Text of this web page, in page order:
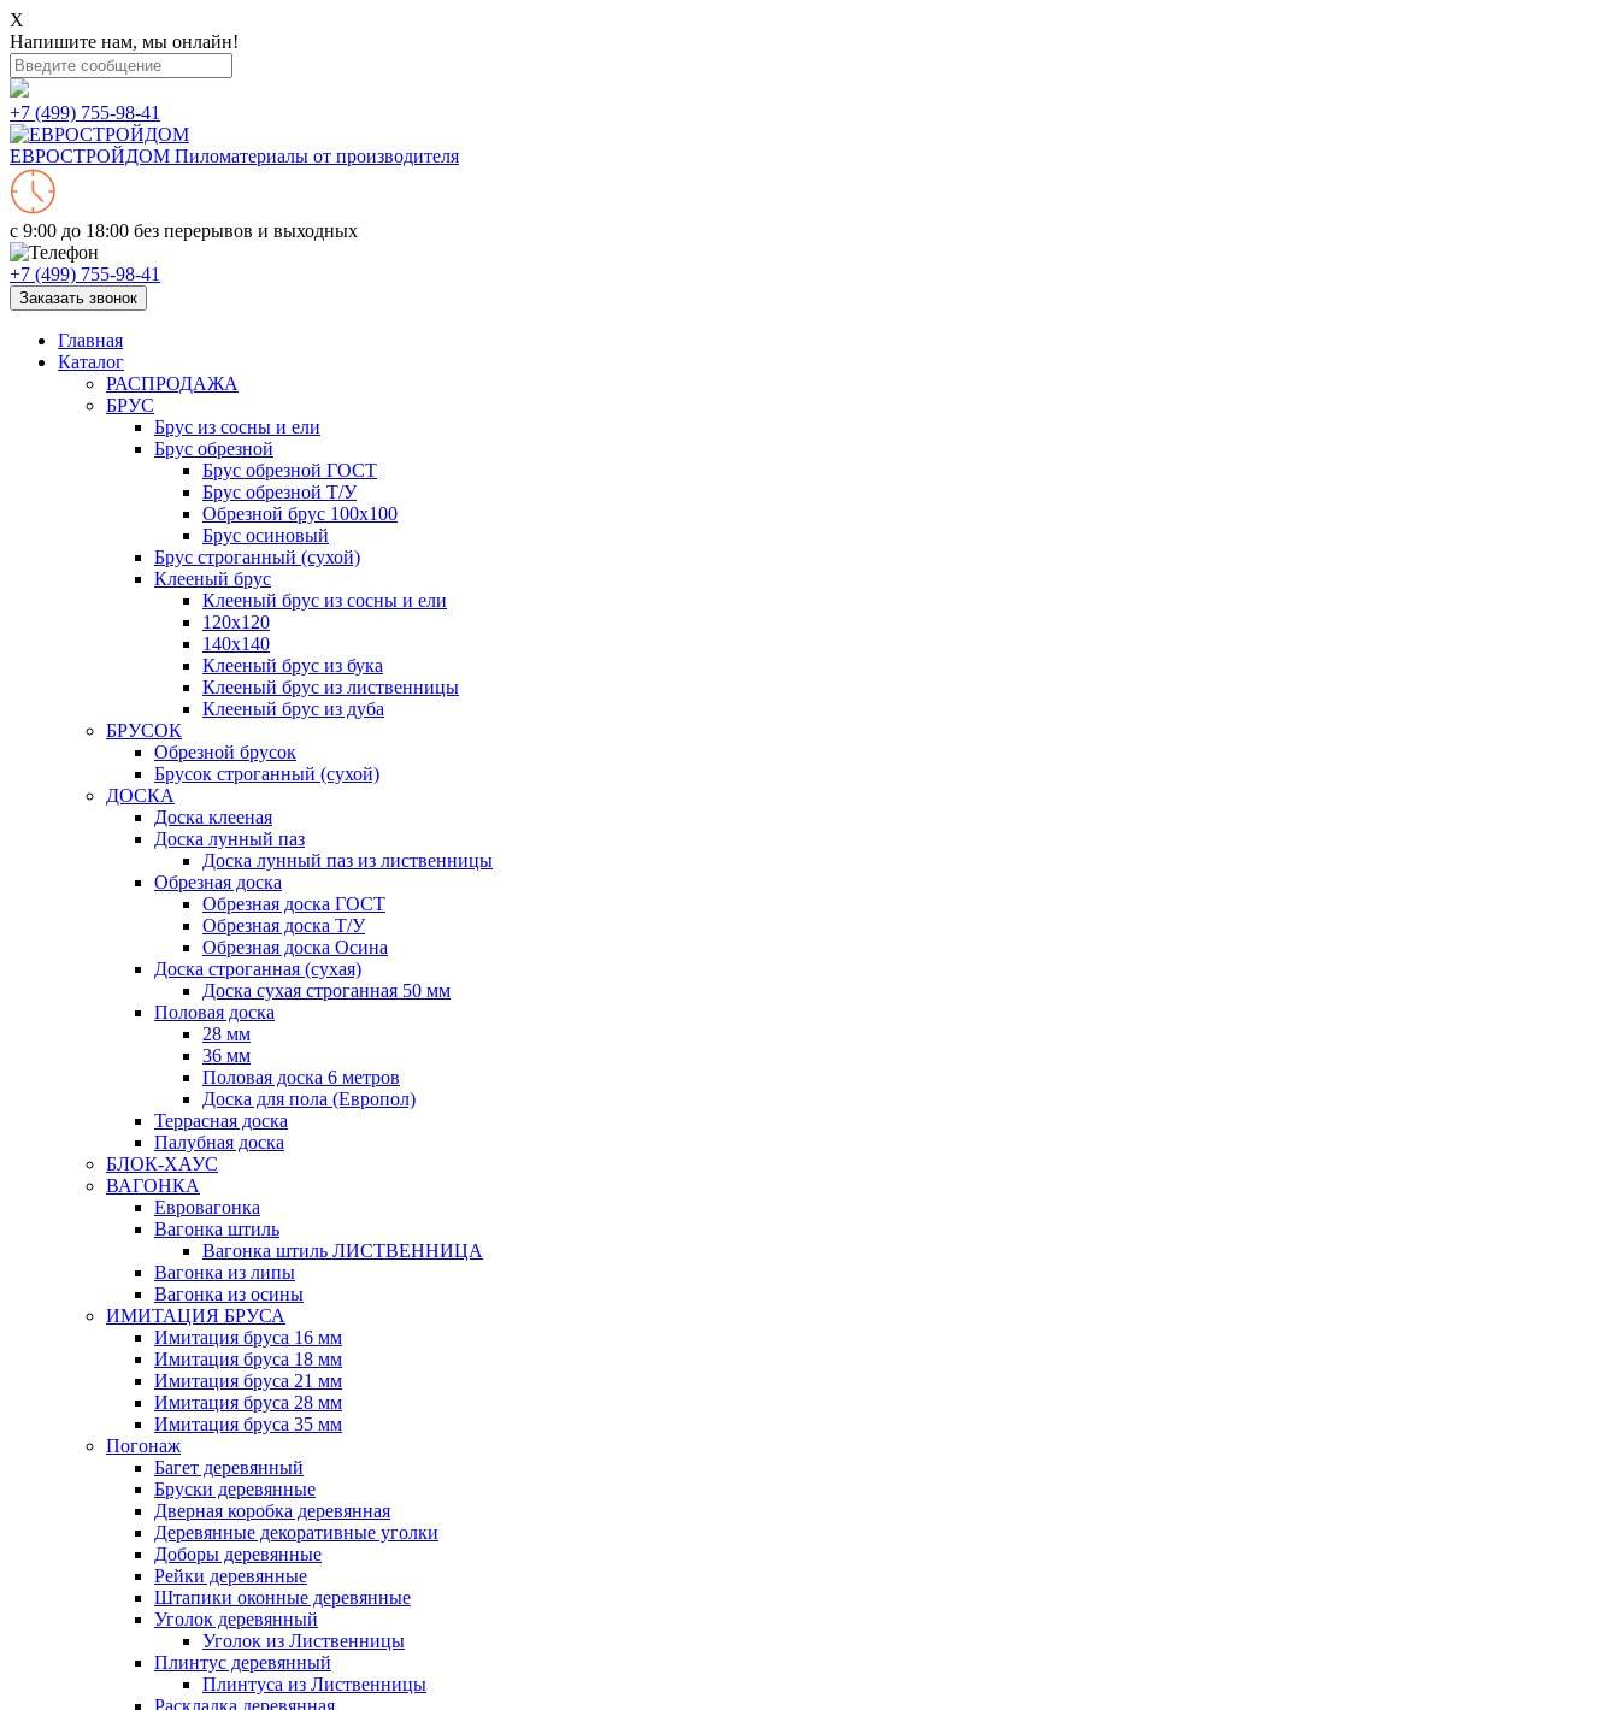
X
Напишите нам, мы онлайн!
+7 (499) 755-98-41
ЕВРОСТРОЙДОМ Пиломатериалы от производителя
с 9:00 до 18:00 без перерывов и выходных
+7 (499) 755-98-41
Заказать звонок
Главная
Каталог
РАСПРОДАЖА
БРУС
Брус из сосны и ели
Брус обрезной
Брус обрезной ГОСТ
Брус обрезной Т/У
Обрезной брус 100х100
Брус осиновый
Брус строганный (сухой)
Клееный брус
Клееный брус из сосны и ели
120х120
140х140
Клееный брус из бука
Клееный брус из лиственницы
Клееный брус из дуба
БРУСОК
Обрезной брусок
Брусок строганный (сухой)
ДОСКА
Доска клееная
Доска лунный паз
Доска лунный паз из лиственницы
Обрезная доска
Обрезная доска ГОСТ
Обрезная доска Т/У
Обрезная доска Осина
Доска строганная (сухая)
Доска сухая строганная 50 мм
Половая доска
28 мм
36 мм
Половая доска 6 метров
Доска для пола (Европол)
Террасная доска
Палубная доска
БЛОК-ХАУС
ВАГОНКА
Евровагонка
Вагонка штиль
Вагонка штиль ЛИСТВЕННИЦА
Вагонка из липы
Вагонка из осины
ИМИТАЦИЯ БРУСА
Имитация бруса 16 мм
Имитация бруса 18 мм
Имитация бруса 21 мм
Имитация бруса 28 мм
Имитация бруса 35 мм
Погонаж
Багет деревянный
Бруски деревянные
Дверная коробка деревянная
Деревянные декоративные уголки
Доборы деревянные
Рейки деревянные
Штапики оконные деревянные
Уголок деревянный
Уголок из Лиственницы
Плинтус деревянный
Плинтуса из Лиственницы
Раскладка деревянная